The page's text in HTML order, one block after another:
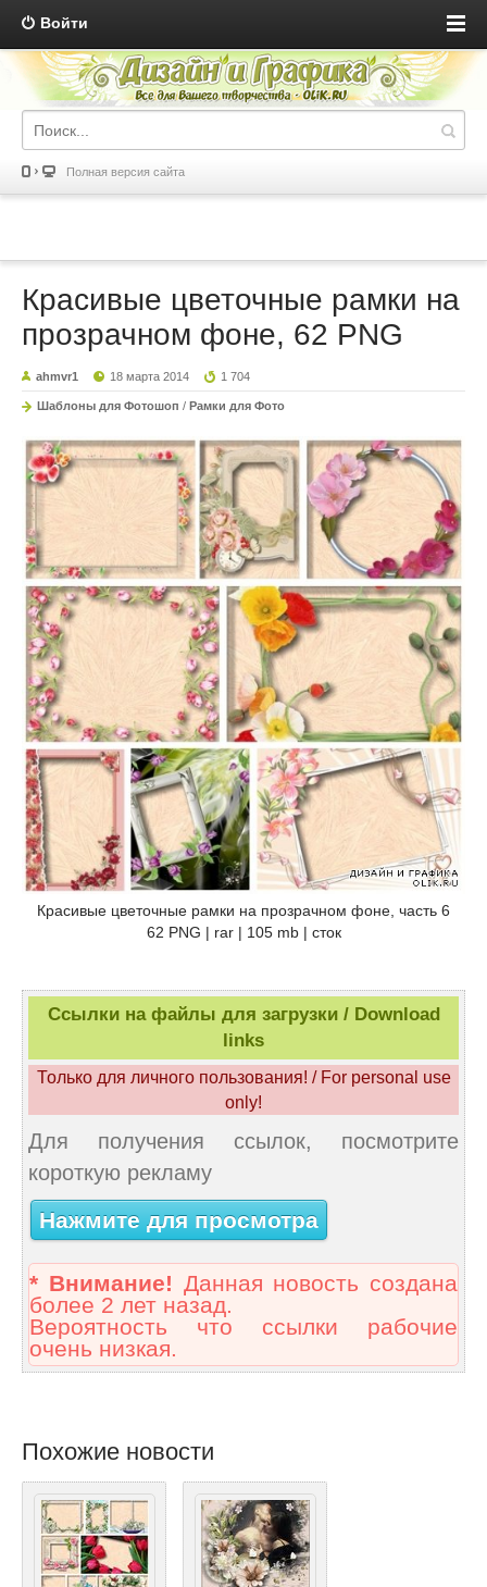
Войти
Полная версия сайта
Красивые цветочные рамки на
прозрачном фоне, 62 PNG
ahmvr1 18 марта 2014 1 704
Шаблоны для Фотошоп / Рамки для Фото
Красивые цветочные рамки на прозрачном фоне, часть 6
62 PNG | rar | 105 mb | сток
Ссылки на файлы для загрузки / Download
links
Только для личного пользования! / For personal use
only!
Для получения ссылок, посмотрите
короткую рекламу
Нажмите для просмотра
* Внимание! Данная новость создана
более 2 лет назад.
Вероятность что ссылки рабочие
очень низкая.
Похожие новости